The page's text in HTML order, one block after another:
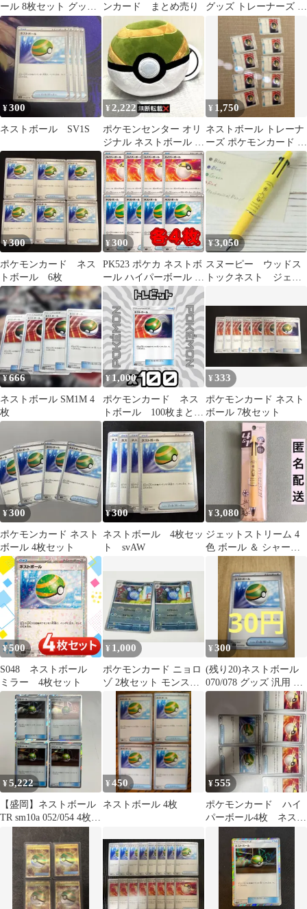
ール 8枚セット グッズ
トレーナーズ
ンカード まとめ売り
グッズ トレーナーズ ま
とめ売り ネストボー
¥300
ネストボール SV1S
¥2,222
ポケモンセンター オリ
ジナル ネストボール ぬ
いぐるみ
¥ 1,750
ネストボール トレーナ
ーズ ポケモンカード 9
枚セット
¥300
ポケモンカード ネス
トボール 6枚
¥300
PK523 ポケカ ネストボ
ール ハイパーボール 各
4枚 グッズ トレーナー
ズ
¥3,050
スヌーピー ウッドス
トックネスト ジェッ
¥666
ネストボール SM1M 4
枚
¥ 1,000
ポケモンカード ネス
トボール 100枚まとめ
売り
¥333
ポケモンカード ネスト
ボール 7枚セット
¥300
ポケモンカード ネスト
ボール 4枚セット
¥300
ネストボール 4枚セッ
ト svAW
¥3,080
ジェットストリーム 4
色 ボール ＆ シャー
プ スヌーピー ウッ
ドストックネスト
¥500
S048 ネストボール
ミラー 4枚セット
¥ 1,000
ポケモンカード ニョロ
ゾ 2枚セット モンスタ
ーボール
¥300
(残り20)ネストボール
070/078 グッズ 汎用 サ
ポート
¥5,222
【盛岡】ネストボール
TR sm10a 052/054 4枚セ
¥450
ネストボール 4枚
¥555
ポケモンカード ハイ
パーボール4枚 ネスト